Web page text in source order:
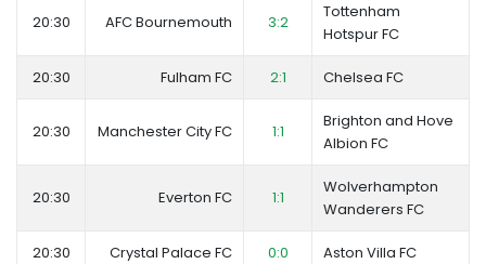
20:30 AFC Bournemouth 3:2
Tottenham
Hotspur FC
20:30 Fulham FC 2:1 Chelsea FC
20:30 Manchester City FC 1:1
Brighton and Hove
Albion FC
20:30 Everton FC 1:1
Wolverhampton
Wanderers FC
20:30 Crystal Palace FC 0:0 Aston Villa FC